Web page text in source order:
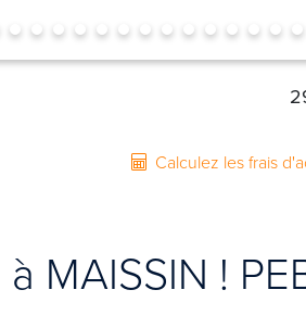
Calculez les frais
MAISSIN !